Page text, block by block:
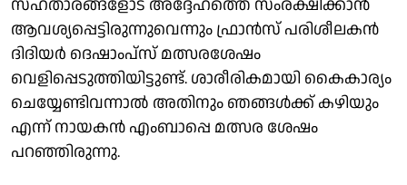
സഹതാരങ്ങളോട് അദ്ദേഹത്തെ സംരക്ഷിക്കാൻ
ആവശ്യപ്പെട്ടിരുന്നുവെന്നും ഫ്രാൻസ് പരിശീലകൻ
ദിദിയർ ദെഷാംപ്സ് മത്സരശേഷം
വെളിപ്പെടുത്തിയിട്ടുണ്ട്. ശാരീരികമായി കൈകാര്യം
ചെയ്യേണ്ടിവന്നാൽ അതിനും ഞങ്ങൾക്ക് കഴിയും
എന്ന് നായകൻ എംബാപ്പെ മത്സര ശേഷം
പറഞ്ഞിരുന്നു.